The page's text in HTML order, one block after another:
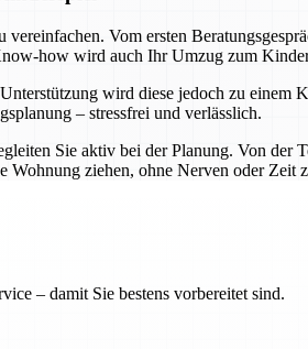
Vom ersten
how wird auch Ihr Umzug zum
wird diese jedoch zu einem
– stressfrei und verlässlich.
Sie aktiv bei der Planung. Von
Wohnung ziehen, ohne Nerven oder Zeit
– damit Sie bestens vorbereitet sind.